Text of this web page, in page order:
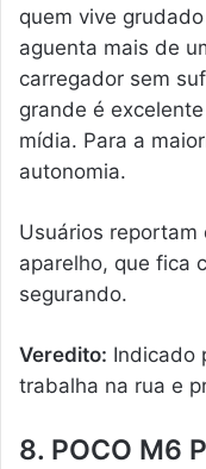
quem vive
aguenta mais de
carregador sem
grande é
mídia. Para a
autonomia.
Usuários
aparelho, que fica
segurando.
Veredito: Indicado
trabalha na rua e
8. POCO M6